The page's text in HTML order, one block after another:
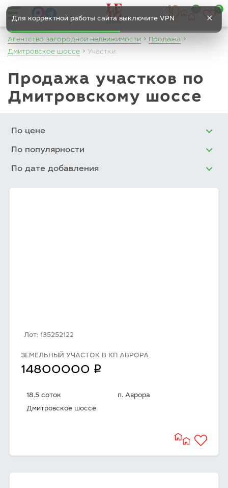
Для корректной работы сайта выключите VPN ✕
0
Агентство загородной недвижимости
Продажа
Дмитровское шоссе
Участки
Продажа участков по
Дмитровскому шоссе
По цене
По популярности
По дате добавления
Лот: 135252122
ЗЕМЕЛЬНЫЙ УЧАСТОК В КП АВРОРА
14800000 q
18.5 соток
п. Аврора
Дмитровское шоссе